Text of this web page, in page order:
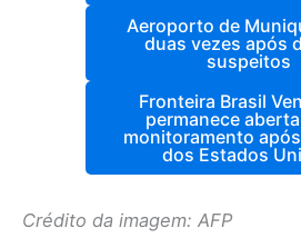
Aeroporto de
duas vezes após
suspeitos
Fronteira Brasil
permanece
monitoramento
dos Estados
Crédito da imagem: AFP